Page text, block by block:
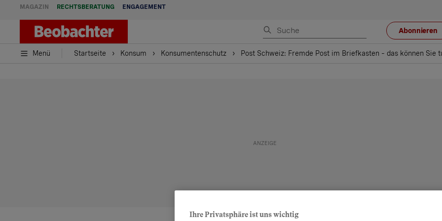
MAGAZIN RECHTSBERATUNG ENGAGEMENT
Abonnieren
Menü Startseite Konsum Konsumentenschutz Post Schweiz: Fremde Post im Briefkasten – das können Sie
Ihre Privatsphäre ist uns wichtig